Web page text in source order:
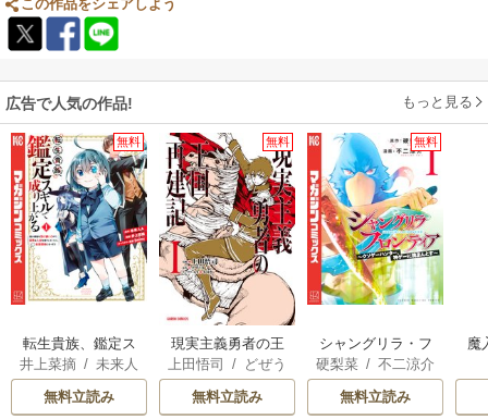
この作品をシェアしよう
広告で人気の作品! もっと見る
無料
転生貴族、鑑定ス
キルで成り上がる
～弱小領地を受け
継いだので、優秀
井上菜摘 /未来人
A
/ jimmy
無料立読み
無料
現実主義勇者の王
国再建記
上田悟司 / どぜう
丸
/ 冬ゆき
無料立読み
無料
シャングリラ・フ
ロンティア
硬梨菜 /不二涼介
無料立読み
魔